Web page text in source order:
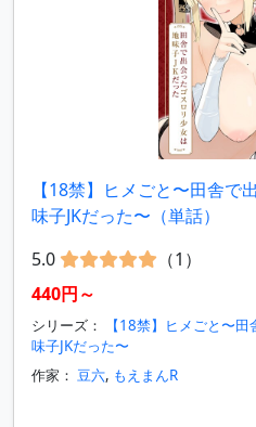
【18禁】ヒメごと〜田舎で
味子JKだった〜（単話）
5.0
（1）
440円～
シリーズ：
【18禁】ヒメごと〜
味子JKだった〜
作家： 豆六, もえまんR